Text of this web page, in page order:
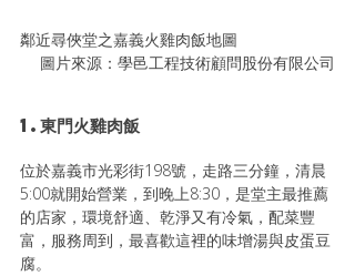
鄰近尋俠堂之嘉義火雞肉飯地圖
圖片來源：學邑工程技術顧問股份有限公司
1.東門火雞肉飯
位於嘉義市光彩街198號，走路三分鐘，清晨
5:00就開始營業，到晚上8:30，是堂主最推薦
的店家，環境舒適、乾淨又有冷氣，配菜豐
富，服務周到，最喜歡這裡的味增湯與皮蛋豆
腐。